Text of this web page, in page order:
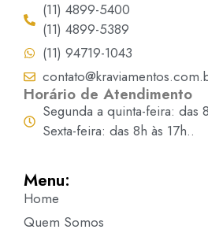
(11) 4899-5400
(11) 4899-5389
(11) 94719-1043
Horário de Atendimento
Segunda a quinta-feira: das
Sexta-feira: das 8h às 17h..
Menu:
Home
Quem Somos